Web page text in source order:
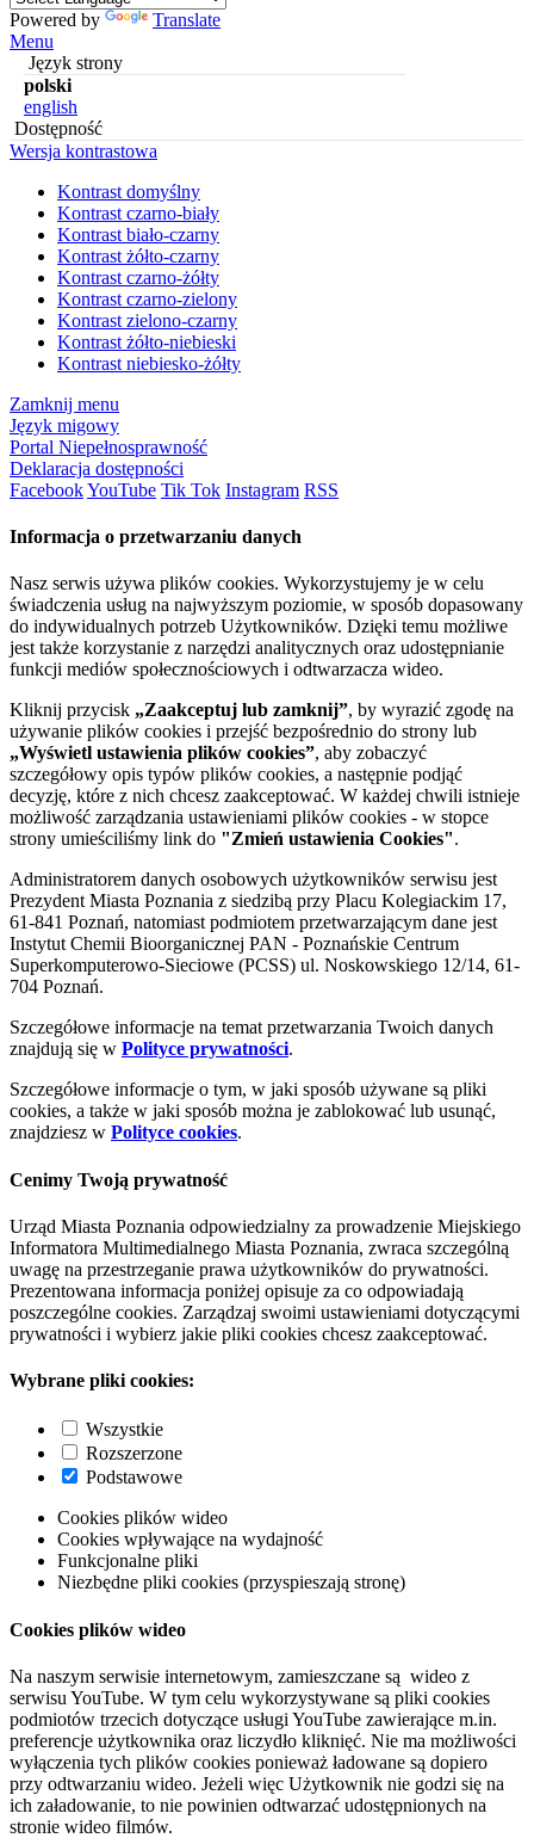
Powered by
Translate
Menu
Język strony
polski
english
Dostępność
Wersja kontrastowa
Kontrast domyślny
Kontrast czarno-biały
Kontrast biało-czarny
Kontrast żółto-czarny
Kontrast czarno-żółty
Kontrast czarno-zielony
Kontrast zielono-czarny
Kontrast żółto-niebieski
Kontrast niebiesko-żółty
Zamknij menu
Język migowy
Portal Niepełnosprawność
Deklaracja dostępności
FacebookYouTube Tik Tok Instagram RSS
Informacja o przetwarzaniu danych
Nasz serwis używa plików cookies. Wykorzystujemy je w celu
świadczenia usług na najwyższym poziomie, w sposób dopasowany
do indywidualnych potrzeb Użytkowników. Dzięki temu możliwe
jest także korzystanie z narzędzi analitycznych oraz udostępnianie
funkcji mediów społecznościowych i odtwarzacza wideo.
Kliknij przycisk „Zaakceptuj lub zamknij”, by wyrazić zgodę na
używanie plików cookies i przejść bezpośrednio do strony lub
„Wyświetl ustawienia plików cookies”, aby zobaczyć
szczegółowy opis typów plików cookies, a następnie podjąć
decyzję, które z nich chcesz zaakceptować. W każdej chwili istnieje
możliwość zarządzania ustawieniami plików cookies - w stopce
strony umieściliśmy link do "Zmień ustawienia Cookies".
Administratorem danych osobowych użytkowników serwisu jest
Prezydent Miasta Poznania z siedzibą przy Placu Kolegiackim 17,
61-841 Poznań, natomiast podmiotem przetwarzającym dane jest
Instytut Chemii Bioorganicznej PAN - Poznańskie Centrum
Superkomputerowo-Sieciowe (PCSS) ul. Noskowskiego 12/14, 61-
704 Poznań.
Szczegółowe informacje na temat przetwarzania Twoich danych
znajdują się w Polityce prywatności.
Szczegółowe informacje o tym, w jaki sposób używane są pliki
cookies, a także w jaki sposób można je zablokować lub usunąć,
znajdziesz w Polityce cookies.
Cenimy Twoją prywatność
Urząd Miasta Poznania odpowiedzialny za prowadzenie Miejskiego
Informatora Multimedialnego Miasta Poznania, zwraca szczególną
uwagę na przestrzeganie prawa użytkowników do prywatności.
Prezentowana informacja poniżej opisuje za co odpowiadają
poszczególne cookies. Zarządzaj swoimi ustawieniami dotyczącymi
prywatności i wybierz jakie pliki cookies chcesz zaakceptować.
Wybrane pliki cookies:
Wszystkie
Rozszerzone
Podstawowe
Cookies plików wideo
Cookies wpływające na wydajność
Funkcjonalne pliki
Niezbędne pliki cookies (przyspieszają stronę)
Cookies plików wideo
Na naszym serwisie internetowym, zamieszczane są wideo z
serwisu YouTube. W tym celu wykorzystywane są pliki cookies
podmiotów trzecich dotyczące usługi YouTube zawierające m.in.
preferencje użytkownika oraz liczydło kliknięć. Nie ma możliwości
wyłączenia tych plików cookies ponieważ ładowane są dopiero
przy odtwarzaniu wideo. Jeżeli więc Użytkownik nie godzi się na
ich załadowanie, to nie powinien odtwarzać udostępnionych na
stronie wideo filmów.